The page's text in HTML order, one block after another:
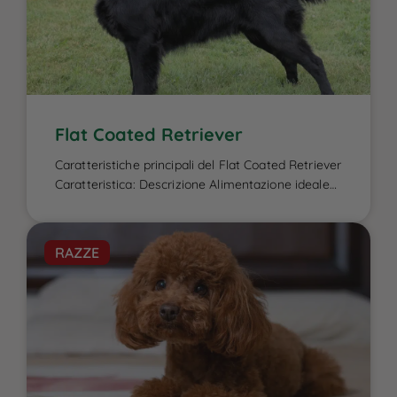
Flat Coated Retriever
Caratteristiche principali del Flat Coated Retriever
Caratteristica: Descrizione Alimentazione ideale
Flat Coated Retriever è un elemento cruciale per
garantire la sua energia elevata, il benessere
fisico e la salute del mantello, caratteristiche che
lo contraddistinguono. Essendo un cane attivo e
di taglia media-grande, ha bisogno di una dieta
RAZZE